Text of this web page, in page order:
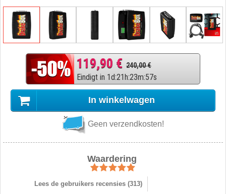
119,90 € 240,00 €
Eindigt in 1d:21h:23m:56s
In winkelwagen
Geen verzendkosten!
Waardering
Lees de gebruikers recensies (313)